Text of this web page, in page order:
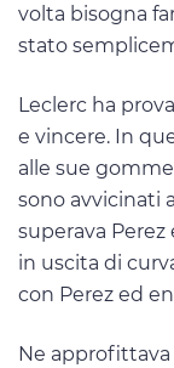
volta bisogna
stato
Leclerc ha
e vincere. In
alle sue
sono avvicinati
superava
in uscita di
con Perez ed
Ne approfittava